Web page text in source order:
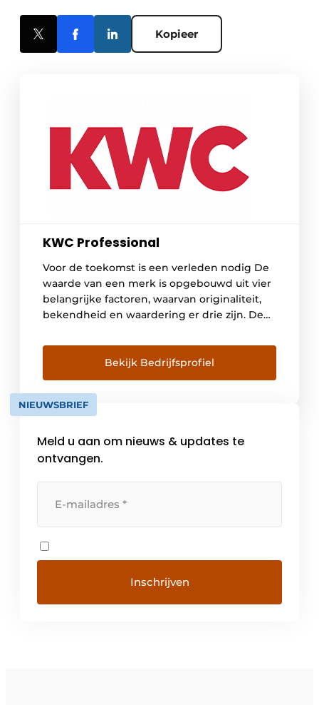
Kopieer
KWC Professional
Voor de toekomst is een verleden nodig De
waarde van een merk is opgebouwd uit vier
belangrijke factoren, waarvan originaliteit,
bekendheid en waardering er drie zijn. De
over een langere periode absoluut
hoogwaardig en betrouwbaar moet blijken
te zijn. De geschiedenis en continuïteit van
een merk worden steeds […]
Bekijk Bedrijfsprofiel
NIEUWSBRIEF
Meld u aan om nieuws & updates te
ontvangen.